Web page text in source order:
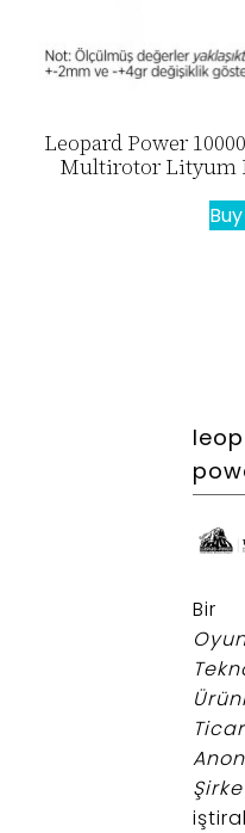
Leopard Power
Multirotor Lityum
Bir